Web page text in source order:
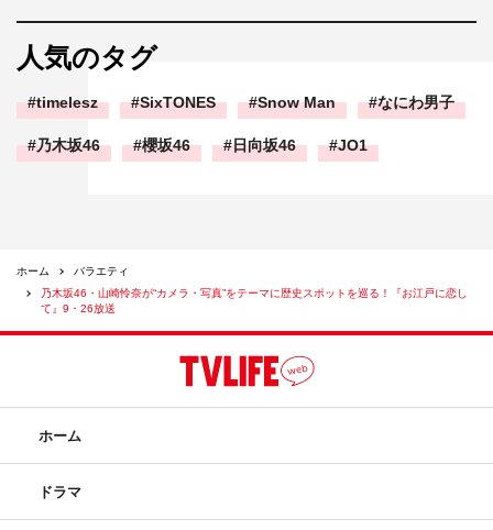
人気のタグ
timelesz SixTONES Snow Man なにわ男子
乃木坂46 櫻坂46 日向坂46 JO1
ホーム
バラエティ
乃木坂46・山崎怜奈が“カメラ・写真”をテーマに歴史スポットを巡る！『お江戸に恋し
て』9・26放送
ホーム
ドラマ